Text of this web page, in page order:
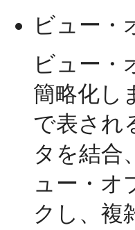
ビュー・
ビュー・
簡略化し
で表され
タを結合
ュー・オ
クし、複